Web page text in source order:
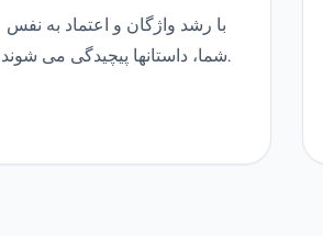
با رشد واژگان و اعتماد به نفس
شما، داستانها پیچیدگی می شوند.